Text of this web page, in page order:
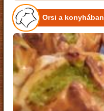
Orsi a konyhában